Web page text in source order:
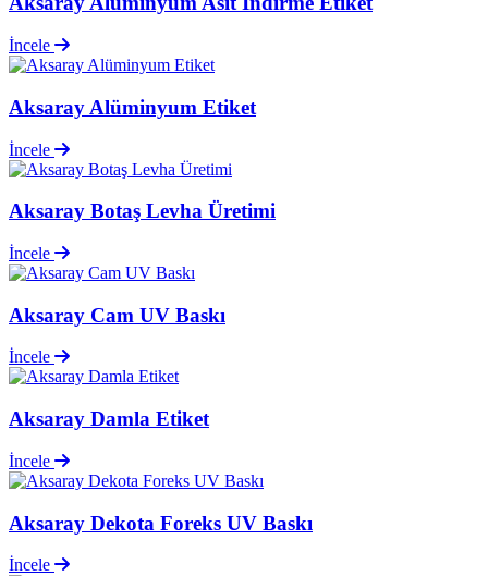
İncele
Aksaray Alüminyum Etiket
İncele
Aksaray Botaş Levha Üretimi
İncele
Aksaray Cam UV Baskı
İncele
Aksaray Damla Etiket
İncele
Aksaray Dekota Foreks UV Baskı
İncele